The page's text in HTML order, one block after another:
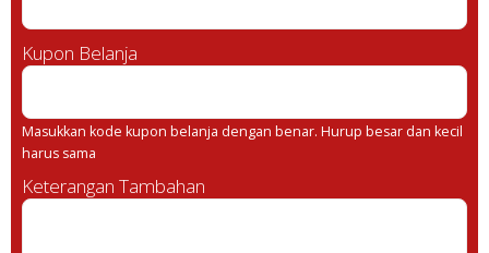
Kupon Belanja
Masukkan kode kupon belanja dengan benar. Hurup besar dan kecil
harus sama
Keterangan Tambahan